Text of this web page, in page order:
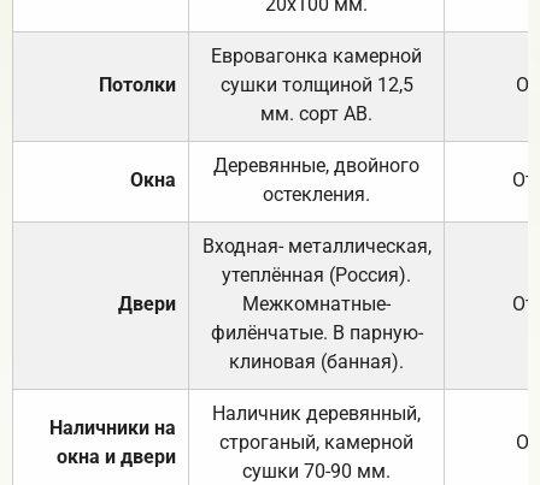
Потолки
Евровагонка камерной
сушки толщиной 12,5
мм. сорт АВ.
Окна
Деревянные, двойного
остекления.
Двери
Входная- металлическая,
утеплённая (Россия).
Межкомнатные-
филёнчатые. В парную-
клиновая (банная).
Наличники на
окна и двери
Наличник деревянный,
строганый, камерной
сушки 70-90 мм.